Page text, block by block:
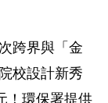
跨界與「金
校設計新秀
！環保署提供